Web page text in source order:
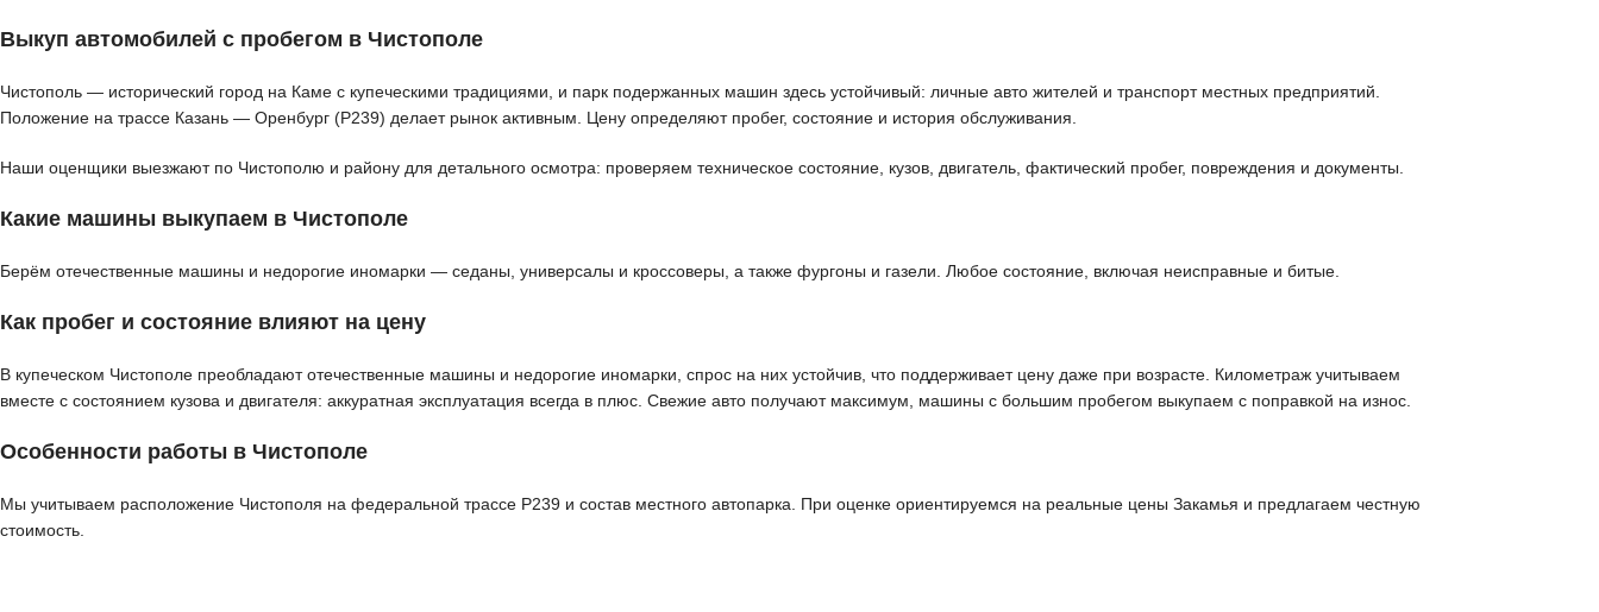
Выкуп автомобилей с пробегом в Чистополе
Чистополь — исторический город на Каме с купеческими традициями, и парк подержанных машин здесь устойчивый: личные авто жителей и транспорт местных предприятий.
Положение на трассе Казань — Оренбург (Р239) делает рынок активным. Цену определяют пробег, состояние и история обслуживания.
Наши оценщики выезжают по Чистополю и району для детального осмотра: проверяем техническое состояние, кузов, двигатель, фактический пробег, повреждения и документы.
Какие машины выкупаем в Чистополе
Берём отечественные машины и недорогие иномарки — седаны, универсалы и кроссоверы, а также фургоны и газели. Любое состояние, включая неисправные и битые.
Как пробег и состояние влияют на цену
В купеческом Чистополе преобладают отечественные машины и недорогие иномарки, спрос на них устойчив, что поддерживает цену даже при возрасте. Километраж учитываем
вместе с состоянием кузова и двигателя: аккуратная эксплуатация всегда в плюс. Свежие авто получают максимум, машины с большим пробегом выкупаем с поправкой на износ.
Особенности работы в Чистополе
Мы учитываем расположение Чистополя на федеральной трассе Р239 и состав местного автопарка. При оценке ориентируемся на реальные цены Закамья и предлагаем честную
стоимость.